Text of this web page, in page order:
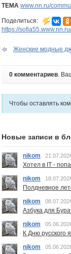
ТЕМА www.nn.ru/
Поделиться:
https://
Женские модные
0 комментариев.
Чтобы оставлять
Новые записи в
nikom
Хотел в IT -
nikom
Полдневное
nikom
Азбука для
nikom
К Дню русского
nikom